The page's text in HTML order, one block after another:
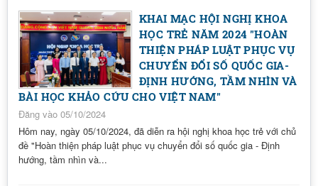
KHAI MẠC HỘI NGHỊ KHOA
HỌC TRẺ NĂM 2024 "HOÀN
THIỆN PHÁP LUẬT PHỤC VỤ
CHUYỂN ĐỔI SỐ QUỐC GIA-
ĐỊNH HƯỚNG, TẦM NHÌN VÀ
BÀI HỌC KHẢO CỨU CHO VIỆT NAM"
Đăng vào 05/10/2024
Hôm nay, ngày 05/10/2024, đã diễn ra hội nghị khoa học trẻ với chủ
đề "Hoàn thiện pháp luật phục vụ chuyển đổi số quốc gia - Định
hướng, tầm nhìn và...